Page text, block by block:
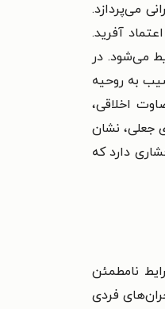
می‌پردازد.
آفرید.
می‌شود. در
به روحیه
اخلاقی،
جعلی، نشان
دارد که
نامطمئن
فردی